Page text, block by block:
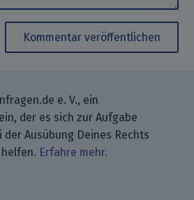
Kommentar veröffentlichen
e. V., ein
der es sich zur Aufgabe
Ausübung Deines Rechts
Erfahre mehr.
Blogbeiträge mit
bei GitHub.
Dich mit uns über